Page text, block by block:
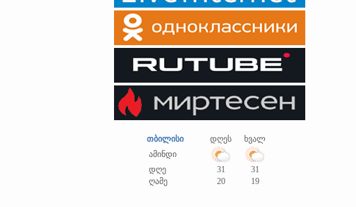
თბილისი დღეს
ხვალ
ამინდი
დღე
31
31
ღამე
20 19